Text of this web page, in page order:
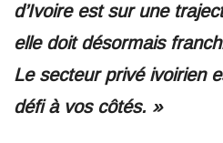
d’Ivoire est sur une
elle doit désormais
Le secteur privé ivoirien
défi à vos côtés. »